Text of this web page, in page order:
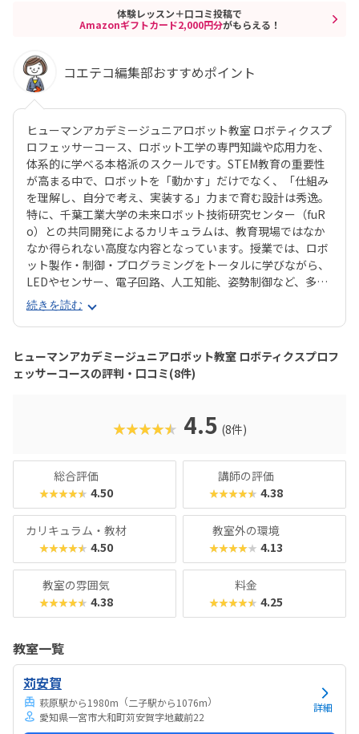
体験レッスン＋口コミ投稿で
Amazonギフトカード2,000円分がもらえる！
コエテコ編集部おすすめポイント
ヒューマンアカデミージュニアロボット教室 ロボティクスプ
ロフェッサーコース、ロボット工学の専門知識や応用力を、
体系的に学べる本格派のスクールです。STEM教育の重要性
が高まる中で、ロボットを「動かす」だけでなく、「仕組み
を理解し、自分で考え、実装する」力まで育む設計は秀逸。
特に、千葉工業大学の未来ロボット技術研究センター（fuR
o）との共同開発によるカリキュラムは、教育現場ではなか
なか得られない高度な内容となっています。授業では、ロボ
ット製作・制御・プログラミングをトータルに学びながら、
LEDやセンサー、電子回路、人工知能、姿勢制御など、多岐
にわたる技術にも触れられます。基礎から応用まで段階的に
学べる3年間のカリキュラムは、小学校高学年～中学生の
「もっと知りたい・つくりたい」気持ちを確実に伸ばしてく
れる構成です。また、受講生の多くが、自ら深い興味を持っ
て入会する点も特徴的。全国の仲間と技術やアイデアを競う
「ロボプロ全国大会」もモチベーション向上につながる貴重
「中学受験や高校での理数教育に備えたい」そんなお子さま
に、間違いなくおすすめできるコースです。ロボットを“遊
ひ体験していただきたい教室です。
続きを読む
ヒューマンアカデミージュニアロボット教室 ロボティクスプロフ
ェッサーコースの評判・口コミ(8件)
★★★★★ 4.5 (8件)
総合評価
★★★★★ 4.50
講師の評価
★★★★★ 4.38
カリキュラム・教材
★★★★★ 4.50
教室外の環境
★★★★★ 4.13
教室の雰囲気
★★★★★ 4.38
料金
★★★★★ 4.25
教室一覧
苅安賀
萩原駅から1980m （二子駅から1076m）
愛知県一宮市大和町苅安賀字地蔵前22
詳細